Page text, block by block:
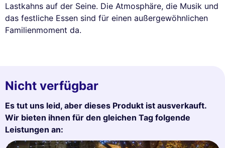
Lastkahns auf der Seine. Die Atmosphäre, die Musik und
das festliche Essen sind für einen außergewöhnlichen
Familienmoment da.
Nicht verfügbar
Es tut uns leid, aber dieses Produkt ist ausverkauft.
Wir bieten ihnen für den gleichen Tag folgende
Leistungen an: